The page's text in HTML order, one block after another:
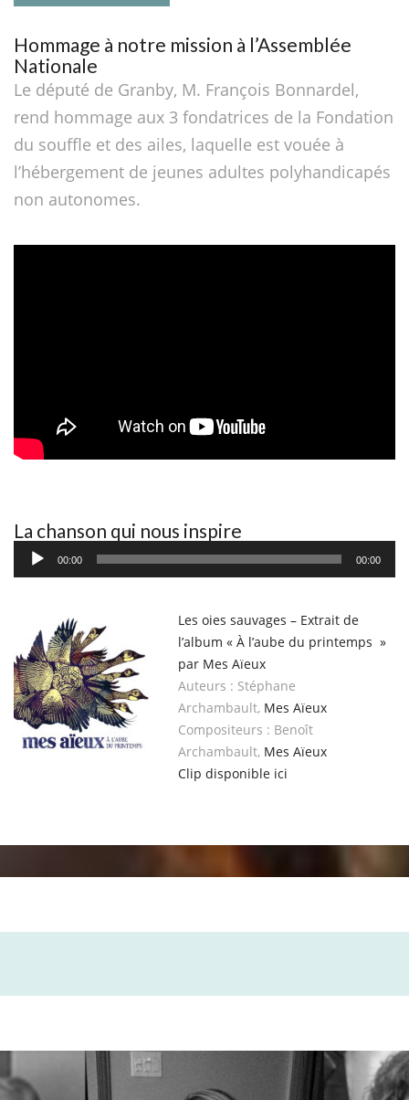
Hommage à notre mission à l’Assemblée
Nationale
Le député de Granby, M. François Bonnardel,
rend hommage aux 3 fondatrices de la Fondation
du souffle et des ailes, laquelle est vouée à
l’hébergement de jeunes adultes polyhandicapés
non autonomes.
La chanson qui nous inspire
Lecteur
00:00 00:00
Les oies sauvages – Extrait de
l’album « À l’aube du printemps »
par Mes Aïeux
Auteurs : Stéphane
Archambault, Mes Aïeux
Compositeurs : Benoît
Archambault, Mes Aïeux
Clip disponible ici